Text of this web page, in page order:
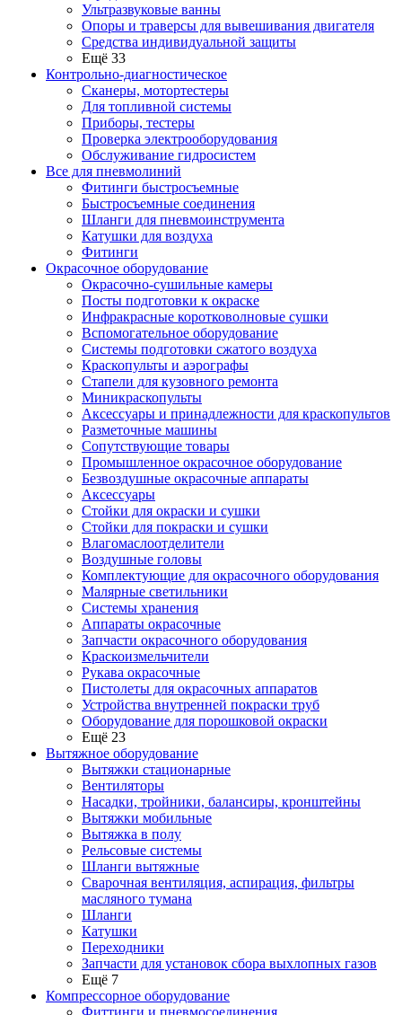
Ультразвуковые ванны
Опоры и траверсы для вывешивания двигателя
Средства индивидуальной защиты
Ещё 33
Контрольно-диагностическое
Сканеры, мотортестеры
Для топливной системы
Приборы, тестеры
Проверка электрооборудования
Обслуживание гидросистем
Все для пневмолиний
Фитинги быстросъемные
Быстросъемные соединения
Шланги для пневмоинструмента
Катушки для воздуха
Фитинги
Окрасочное оборудование
Окрасочно-сушильные камеры
Посты подготовки к окраске
Инфракрасные коротковолновые сушки
Вспомогательное оборудование
Системы подготовки сжатого воздуха
Краскопульты и аэрографы
Стапели для кузовного ремонта
Миникраскопульты
Аксессуары и принадлежности для краскопультов
Разметочные машины
Сопутствующие товары
Промышленное окрасочное оборудование
Безвоздушные окрасочные аппараты
Аксессуары
Стойки для окраски и сушки
Стойки для покраски и сушки
Влагомаслоотделители
Воздушные головы
Комплектующие для окрасочного оборудования
Малярные светильники
Системы хранения
Аппараты окрасочные
Запчасти окрасочного оборудования
Краскоизмельчители
Рукава окрасочные
Пистолеты для окрасочных аппаратов
Устройства внутренней покраски труб
Оборудование для порошковой окраски
Ещё 23
Вытяжное оборудование
Вытяжки стационарные
Вентиляторы
Насадки, тройники, балансиры, кронштейны
Вытяжки мобильные
Вытяжка в полу
Рельсовые системы
Шланги вытяжные
Сварочная вентиляция, аспирация, фильтры
масляного тумана
Шланги
Катушки
Переходники
Запчасти для установок сбора выхлопных газов
Ещё 7
Компрессорное оборудование
Фиттинги и пневмосоединения